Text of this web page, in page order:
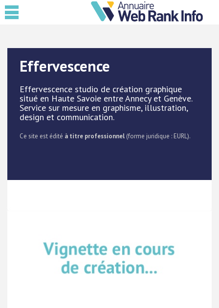
Effervescence
Effervescence studio de création graphique
situé en Haute Savoie entre Annecy et Genève.
Service sur mesure en graphisme, illustration,
design et communication.
Ce site est édité à titre professionnel (forme juridique : EURL).